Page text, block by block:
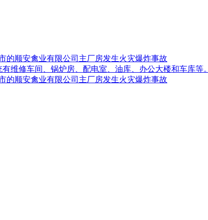
的顺安禽业有限公司主厂房发生火灾爆炸事故
维修车间、锅炉房、配电室、油库、办公大楼和车库等。
的顺安禽业有限公司主厂房发生火灾爆炸事故